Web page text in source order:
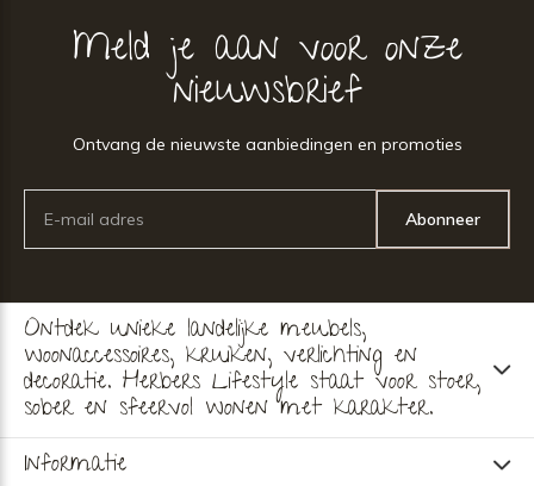
Meld je aan voor onze
nieuwsbrief
Ontvang de nieuwste aanbiedingen en promoties
Abonneer
Ontdek unieke landelijke meubels,
woonaccessoires, kruiken, verlichting en
decoratie. Herbers Lifestyle staat voor stoer,
sober en sfeervol wonen met karakter.
Informatie